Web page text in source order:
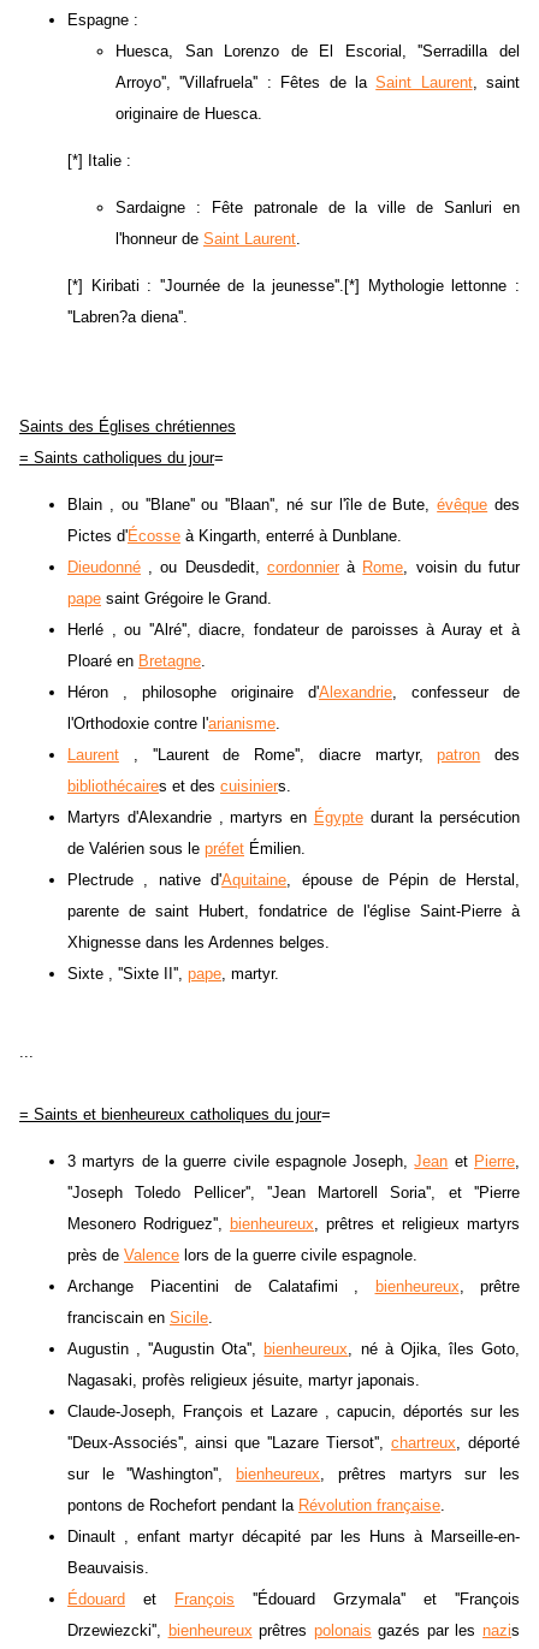
Espagne :
Huesca, San Lorenzo de El Escorial, ''Serradilla del
Arroyo'', ''Villafruela'' : Fêtes de laSaint Laurent, saint
originaire de Huesca.
[*] Italie :
Sardaigne : Fête patronale de la ville de Sanluri en
l'honneur de Saint Laurent.
[*] Kiribati : ''Journée de la jeunesse''.[*] Mythologie lettonne :
''Labren?a diena''.
Saints des Églises chrétiennes
= Saints catholiques du jour=
Blain , ou ''Blane'' ou ''Blaan'', né sur l'île de Bute,évêque des
Pictes d'Écosse à Kingarth, enterré à Dunblane.
Dieudonné , ou Deusdedit, cordonnierà Rome, voisin du futur
pape saint Grégoire le Grand.
Herlé , ou ''Alré'', diacre, fondateur de paroisses à Auray et à
Ploaré en Bretagne.
Héron , philosophe originaire d'Alexandrie, confesseur de
l'Orthodoxie contre l'arianisme.
Laurent , ''Laurent de Rome'', diacre martyr,patron des
bibliothécaires et des cuisiniers.
Martyrs d'Alexandrie , martyrs en Égyptedurant la persécution
de Valérien sous le préfet Émilien.
Plectrude , native d'Aquitaine, épouse de Pépin de Herstal,
parente de saint Hubert, fondatrice de l'église Saint-Pierre à
Xhignesse dans les Ardennes belges.
Sixte , ''Sixte II'', pape, martyr.
...
= Saints et bienheureux catholiques du jour=
3 martyrs de la guerre civile espagnole Joseph,Jean et Pierre,
''Joseph Toledo Pellicer'', ''Jean Martorell Soria'', et ''Pierre
Mesonero Rodriguez'', bienheureux, prêtres et religieux martyrs
près de Valence lors de la guerre civile espagnole.
Archange Piacentini de Calatafimi ,
bienheureux, prêtre
franciscain en Sicile.
Augustin , ''Augustin Ota'', bienheureux, né à Ojika, îles Goto,
Nagasaki, profès religieux jésuite, martyr japonais.
Claude-Joseph, François et Lazare , capucin, déportés sur les
''Deux-Associés'', ainsi que ''Lazare Tiersot'', chartreux, déporté
sur le ''Washington'',
bienheureux, prêtres martyrs sur les
pontons de Rochefort pendant la Révolution française.
Dinault , enfant martyr décapité par les Huns à Marseille-en-
Beauvaisis.
Édouard et François ''Édouard Grzymala'' et ''François
Drzewiezcki'', bienheureux prêtres polonais gazés par lesnazis